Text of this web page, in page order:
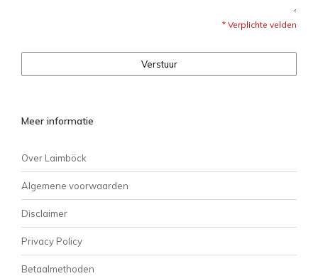
* Verplichte velden
Verstuur
Meer informatie
Over Laimböck
Algemene voorwaarden
Disclaimer
Privacy Policy
Betaalmethoden